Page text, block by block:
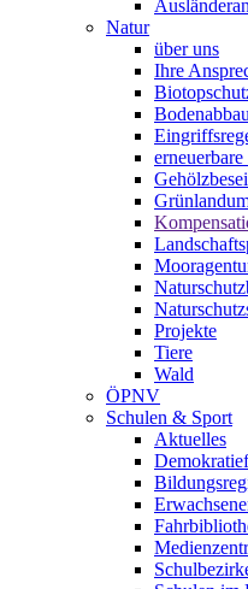
Natur
über uns
Ihre
Bodenabbau
Projekte
Tiere
Wald
ÖPNV
Schulen & Sport
Aktuelles